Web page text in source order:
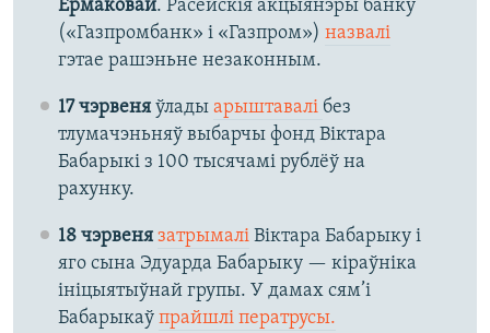
Ермаковай. Расейскія акцыянэры банку
(«Газпромбанк» і «Газпром») назвалі
гэтае рашэньне незаконным.
17 чэрвеняўлады арыштавалі без
тлумачэньняў выбарчы фонд Віктара
Бабарыкі з 100 тысячамі рублёў на
рахунку.
18 чэрвеня затрымаліВіктара Бабарыку і
яго сына Эдуарда Бабарыку — кіраўніка
ініцыятыўнай групы. У дамах сям’і
Бабарыкаў прайшлі ператрусы.